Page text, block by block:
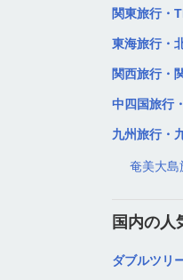
関東旅行・
東海旅行・
関西旅行・
中四国旅行
九州旅行・
奄美大島
国内の人
ダブルツリ